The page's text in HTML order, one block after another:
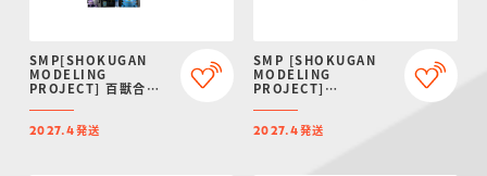
SMP[SHOKUGAN
MODELING
PROJECT] 百獣合体
2027年4月発送】
2027.4発送
SMP [SHOKUGAN
MODELING
PROJECT]
FIRES OF RUBICON
AAP07:
2027.4発送